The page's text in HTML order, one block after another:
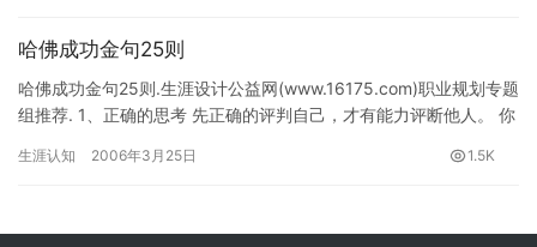
哈佛成功金句25则
哈佛成功金句25则.生涯设计公益网(www.16175.com)职业规划专题
组推荐. 1、正确的思考 先正确的评判自己，才有能力评断他人。 你
生涯认知 2006年3月25日 1.5K